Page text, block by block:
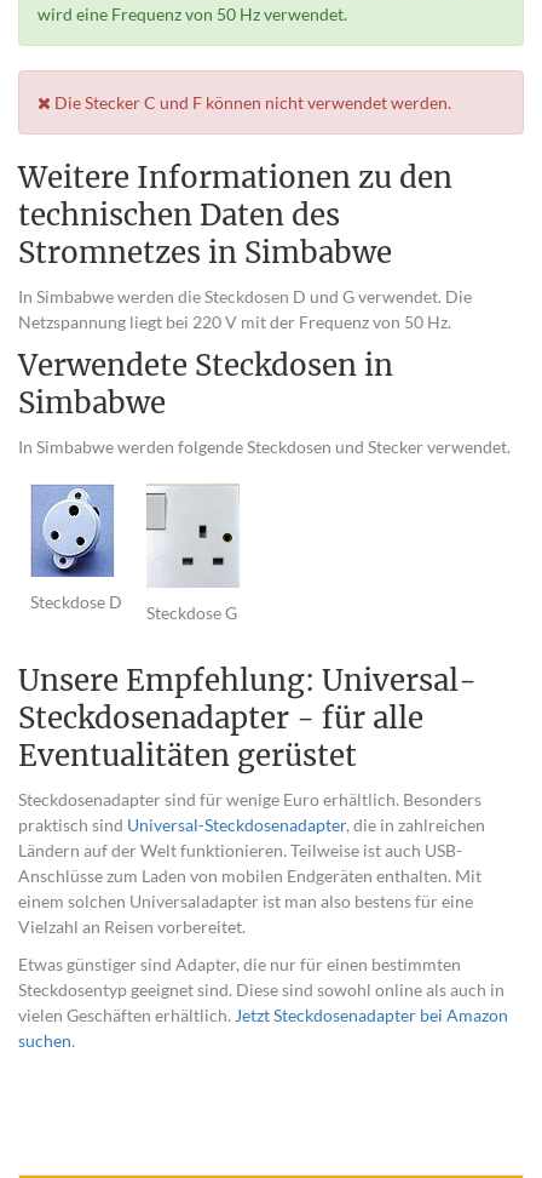
wird eine Frequenz von 50 Hz verwendet.
Die Stecker C und F können nicht verwendet werden.
Weitere Informationen zu den
technischen Daten des
Stromnetzes in Simbabwe
In Simbabwe werden die Steckdosen D und G verwendet. Die
Netzspannung liegt bei 220 V mit der Frequenz von 50 Hz.
Verwendete Steckdosen in
Simbabwe
In Simbabwe werden folgende Steckdosen und Stecker verwendet.
Steckdose D
Steckdose G
Unsere Empfehlung: Universal-
Steckdosenadapter - für alle
Eventualitäten gerüstet
Steckdosenadapter sind für wenige Euro erhältlich. Besonders
praktisch sind Universal-Steckdosenadapter, die in zahlreichen
Ländern auf der Welt funktionieren. Teilweise ist auch USB-
Anschlüsse zum Laden von mobilen Endgeräten enthalten. Mit
einem solchen Universaladapter ist man also bestens für eine
Vielzahl an Reisen vorbereitet.
Etwas günstiger sind Adapter, die nur für einen bestimmten
Steckdosentyp geeignet sind. Diese sind sowohl online als auch in
vielen Geschäften erhältlich. Jetzt Steckdosenadapter bei Amazon
suchen.